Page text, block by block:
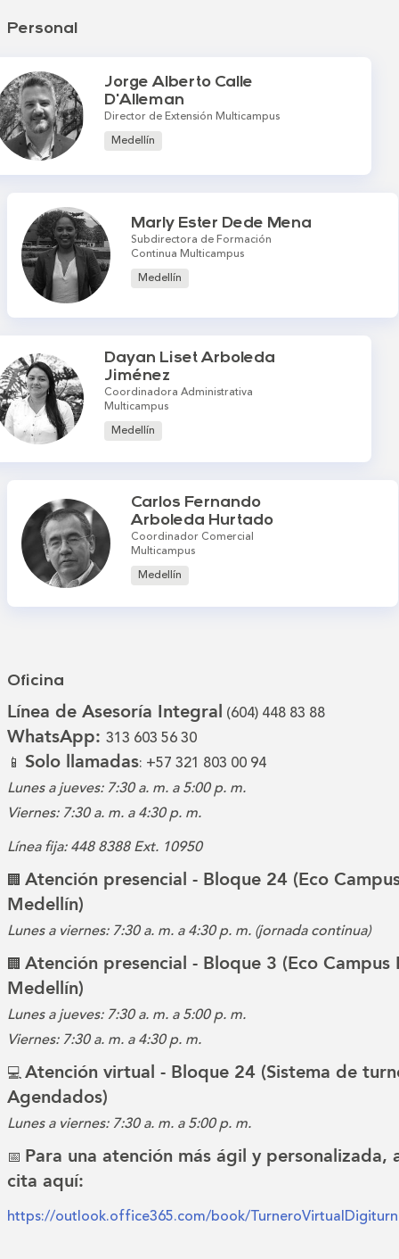
Personal
Jorge Alberto Calle
D'Alleman
Director de Extensión Multicampus
Medellín
Marly Ester Dede Mena
Subdirectora de Formación
Continua Multicampus
Medellín
Dayan Liset Arboleda
Jiménez
Coordinadora Administrativa
Multicampus
Medellín
Carlos Fernando
Arboleda Hurtado
Coordinador Comercial
Multicampus
Medellín
Oficina
Línea de Asesoría Integral (604) 448 83 88
WhatsApp: 313 603 56 30
📱 Solo llamadas: +57 321 803 00 94
Lunes a jueves: 7:30 a. m. a 5:00 p. m.
Viernes: 7:30 a. m. a 4:30 p. m.
Línea fija: 448 8388 Ext. 10950
🏢 Atención presencial - Bloque 24 (Eco
Medellín)
Lunes a viernes: 7:30 a. m. a 4:30 p. m. (jornada continua)
🏢 Atención presencial - Bloque 3 (Eco Campus
Medellín)
Lunes a jueves: 7:30 a. m. a 5:00 p. m.
Viernes: 7:30 a. m. a 4:30 p. m.
💻Atención virtual - Bloque 24 (Sistema de
Agendados)
Lunes a viernes: 7:30 a. m. a 5:00 p. m.
📅 Para una atención más ágil y personalizada,
cita aquí:
https://outlook.office365.com/book/